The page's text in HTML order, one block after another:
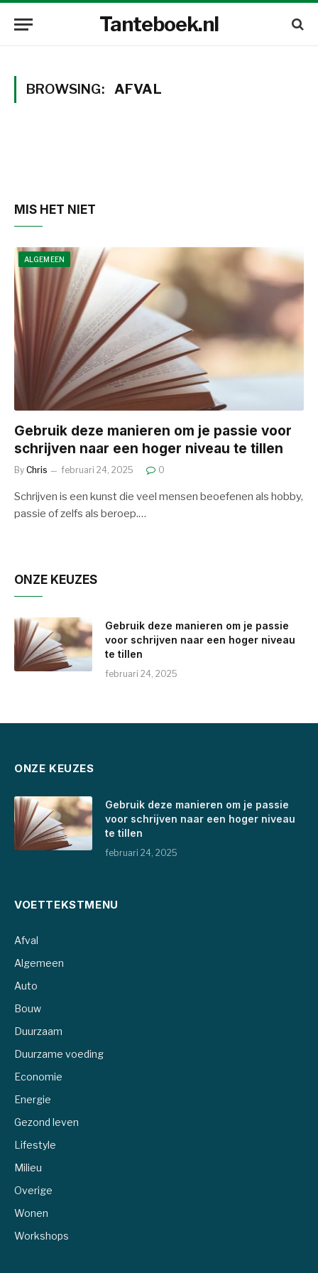
Tanteboek.nl
BROWSING: AFVAL
MIS HET NIET
ALGEMEEN
Gebruik deze manieren om je passie voor
schrijven naar een hoger niveau te tillen
By Chris februari 24, 2025 0
Schrijven is een kunst die veel mensen beoefenen als hobby,
passie of zelfs als beroep.…
ONZE KEUZES
Gebruik deze manieren om je passie
voor schrijven naar een hoger niveau
te tillen
februari 24, 2025
ONZE KEUZES
Gebruik deze manieren om je passie
voor schrijven naar een hoger niveau
te tillen
februari 24, 2025
VOETTEKSTMENU
Afval
Algemeen
Auto
Bouw
Duurzaam
Duurzame voeding
Economie
Energie
Gezond leven
Lifestyle
Milieu
Overige
Wonen
Workshops